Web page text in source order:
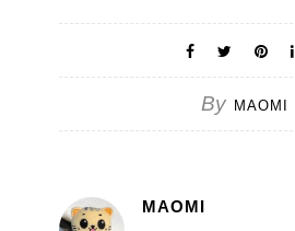
By MAOMI
MAOMI